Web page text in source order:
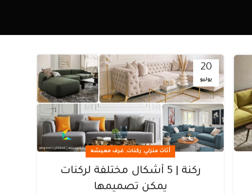
20
يوليو
أثاث منزلي, ركنات, غرف معيشه
ركنة | 5 أشكال مختلفة لركنات
يمكن تصميمها